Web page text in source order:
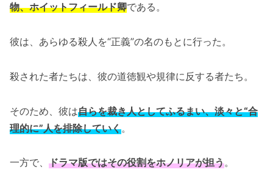
物、ホイットフィールド卿である。
彼は、あらゆる殺人を“正義”の名のもとに行った。
殺された者たちは、彼の道徳観や規律に反する者たち。
そのため、彼は自らを裁き人としてふるまい、淡々と“合
理的に”人を排除していく。
一方で、 ドラマ版ではその役割をホノリアが担う。